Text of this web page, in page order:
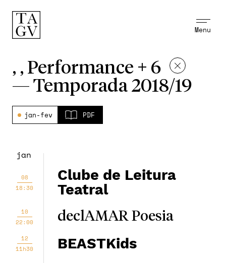
Menu
, , Performance + 6
— Temporada 2018/19
jan-fev PDF
jan
08
18:30
Clube de Leitura
Teatral
10
22:00
declAMAR Poesia
12
11h30
BEASTKids